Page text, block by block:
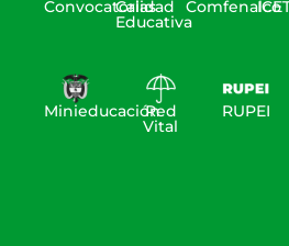
Acevedo
Convocatorias
Calidad
Educativa
Comfenalco
MinieducaciónRed
Vital
RUPEI